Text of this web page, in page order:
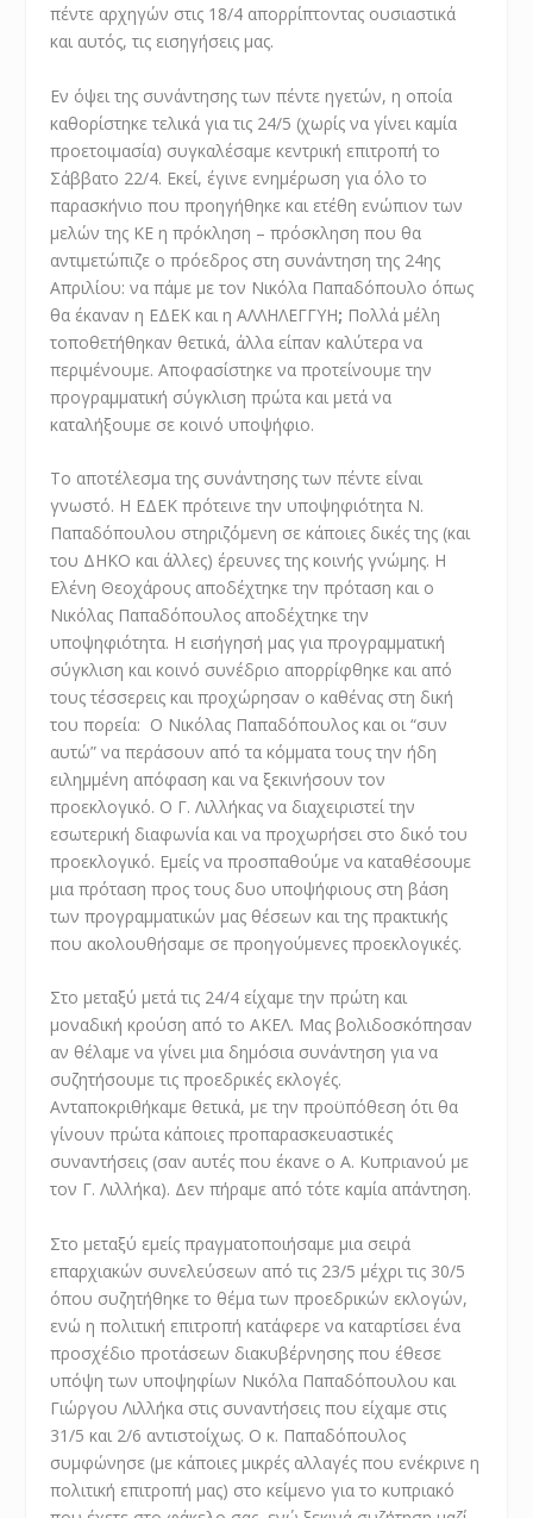
πέντε αρχηγών στις 18/4 απορρίπτοντας ουσιαστικά
και αυτός, τις εισηγήσεις μας.
Εν όψει της συνάντησης των πέντε ηγετών, η οποία
καθορίστηκε τελικά για τις 24/5 (χωρίς να γίνει καμία
προετοιμασία) συγκαλέσαμε κεντρική επιτροπή το
Σάββατο 22/4. Εκεί, έγινε ενημέρωση για όλο το
παρασκήνιο που προηγήθηκε και ετέθη ενώπιον των
μελών της ΚΕ η πρόκληση – πρόσκληση που θα
αντιμετώπιζε ο πρόεδρος στη συνάντηση της 24ης
Απριλίου: να πάμε με τον Νικόλα Παπαδόπουλο όπως
θα έκαναν η ΕΔΕΚ και η ΑΛΛΗΛΕΓΓΥΗ; Πολλά μέλη
τοποθετήθηκαν θετικά, άλλα είπαν καλύτερα να
περιμένουμε. Αποφασίστηκε να προτείνουμε την
προγραμματική σύγκλιση πρώτα και μετά να
καταλήξουμε σε κοινό υποψήφιο.
Το αποτέλεσμα της συνάντησης των πέντε είναι
γνωστό. Η ΕΔΕΚ πρότεινε την υποψηφιότητα Ν.
Παπαδόπουλου στηριζόμενη σε κάποιες δικές της (και
του ΔΗΚΟ και άλλες) έρευνες της κοινής γνώμης. Η
Ελένη Θεοχάρους αποδέχτηκε την πρόταση και ο
Νικόλας Παπαδόπουλος αποδέχτηκε την
υποψηφιότητα. Η εισήγησή μας για προγραμματική
σύγκλιση και κοινό συνέδριο απορρίφθηκε και από
τους τέσσερεις και προχώρησαν ο καθένας στη δική
του πορεία: Ο Νικόλας Παπαδόπουλος και οι “συν
αυτώ” να περάσουν από τα κόμματα τους την ήδη
ειλημμένη απόφαση και να ξεκινήσουν τον
προεκλογικό. Ο Γ. Λιλλήκας να διαχειριστεί την
εσωτερική διαφωνία και να προχωρήσει στο δικό του
προεκλογικό. Εμείς να προσπαθούμε να καταθέσουμε
μια πρόταση προς τους δυο υποψήφιους στη βάση
των προγραμματικών μας θέσεων και της πρακτικής
που ακολουθήσαμε σε προηγούμενες προεκλογικές.
Στο μεταξύ μετά τις 24/4 είχαμε την πρώτη και
μοναδική κρούση από το ΑΚΕΛ. Μας βολιδοσκόπησαν
αν θέλαμε να γίνει μια δημόσια συνάντηση για να
συζητήσουμε τις προεδρικές εκλογές.
Ανταποκριθήκαμε θετικά, με την προϋπόθεση ότι θα
γίνουν πρώτα κάποιες προπαρασκευαστικές
συναντήσεις (σαν αυτές που έκανε ο Α. Κυπριανού με
τον Γ. Λιλλήκα). Δεν πήραμε από τότε καμία απάντηση.
Στο μεταξύ εμείς πραγματοποιήσαμε μια σειρά
επαρχιακών συνελεύσεων από τις 23/5 μέχρι τις 30/5
όπου συζητήθηκε το θέμα των προεδρικών εκλογών,
ενώ η πολιτική επιτροπή κατάφερε να καταρτίσει ένα
προσχέδιο προτάσεων διακυβέρνησης που έθεσε
υπόψη των υποψηφίων Νικόλα Παπαδόπουλου και
Γιώργου Λιλλήκα στις συναντήσεις που είχαμε στις
31/5 και 2/6 αντιστοίχως. Ο κ. Παπαδόπουλος
συμφώνησε (με κάποιες μικρές αλλαγές που ενέκρινε η
πολιτική επιτροπή μας) στο κείμενο για το κυπριακό